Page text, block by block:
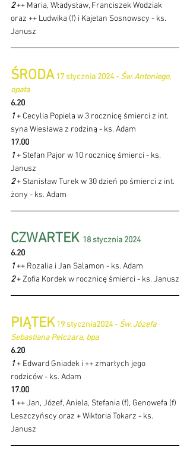
2 ++ Maria, Władysław, Franciszek Wodziak
oraz ++ Ludwika (f) i Kajetan Sosnowscy - ks.
Janusz
ŚRODA 17 stycznia 2024 - Św. Antoniego,
opata
6.20
1 + Cecylia Popiela w 3 rocznicę śmierci z int.
syna Wiesława z rodziną - ks. Adam
17.00
1 + Stefan Pajor w 10 rocznicę śmierci - ks.
Janusz
2 + Stanisław Turek w 30 dzień po śmierci z int.
żony - ks. Adam
CZWARTEK 18 stycznia 2024
6.20
1 ++ Rozalia i Jan Salamon - ks. Adam
2 + Zofia Kordek w rocznicę śmierci - ks. Janusz
PIĄTEK 19 stycznia2024 - Św. Józefa
Sebastiana Pelczara, bpa
6.20
1 + Edward Gniadek i ++ zmarłych jego
rodziców - ks. Adam
17.00
1 ++ Jan, Józef, Aniela, Stefania (f), Genowefa (f)
Leszczyńscy oraz + Wiktoria Tokarz - ks.
Janusz